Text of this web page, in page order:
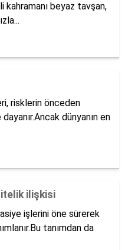
kahramanı beyaz tavşan,
risklerin önceden
dünyanın en
ilişkisi
işlerini öne sürerek
tanımdan da